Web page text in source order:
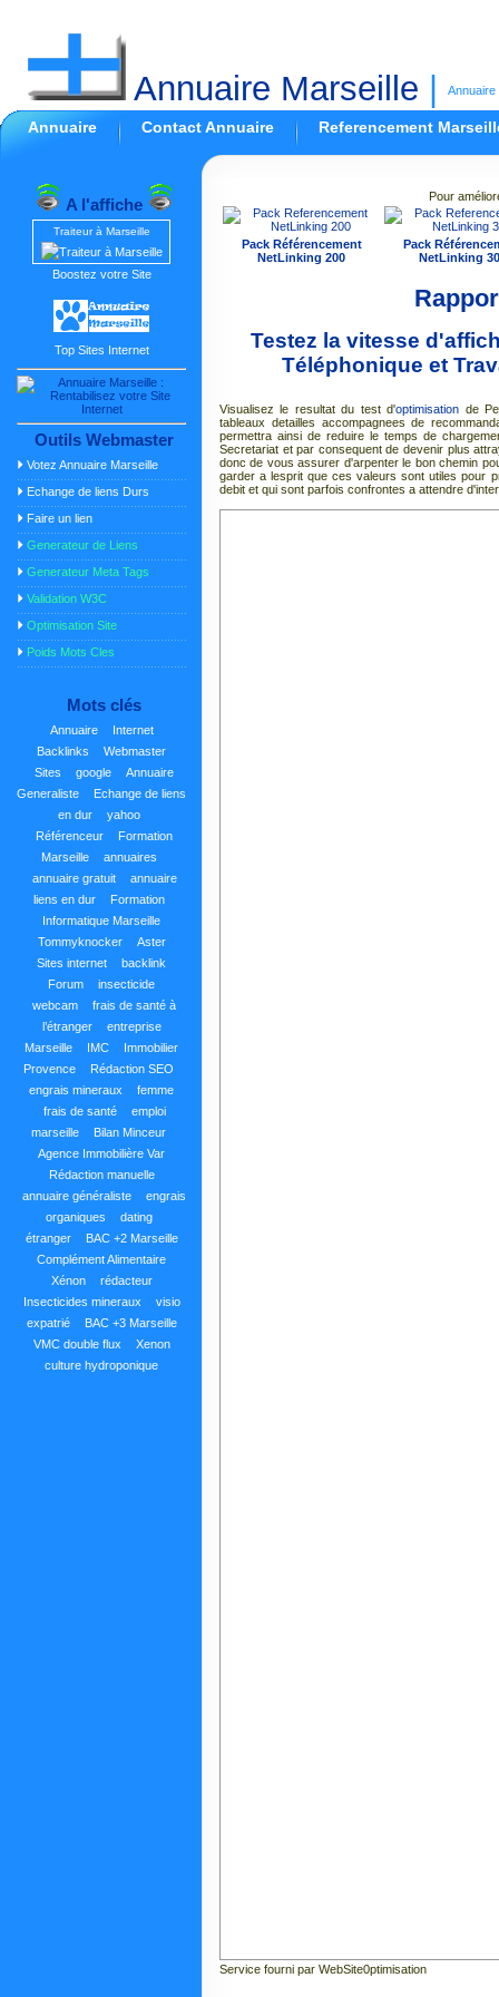
Annuaire Marseille Annuaire
Annuaire Contact Annuaire Referencement
A l'affiche
Traiteur à Marseille
Boostez votre Site
Top Sites Internet
Outils Webmaster
Votez Annuaire Marseille
Echange de liens Durs
Faire un lien
Generateur de Liens
Generateur Meta Tags
Validation W3C
Optimisation Site
Poids Mots Cles
Mots clés
Annuaire
Internet
Backlinks
Webmaster
Sites
google
Annuaire
Generaliste
Echange de liens
en dur
yahoo
Référenceur
Formation
Marseille
annuaires
annuaire gratuit
annuaire
liens en dur
Formation
Informatique Marseille
Tommyknocker
Aster
Sites internet
backlink
Forum
insecticide
webcam
frais de santé à
l’étranger
entreprise
Marseille
IMC
Immobilier
Provence
Rédaction SEO
engrais mineraux
femme
frais de santé
emploi
marseille
Bilan Minceur
Agence Immobilière Var
Rédaction manuelle
annuaire généraliste
engrais
organiques
dating
étranger
BAC +2 Marseille
Complément Alimentaire
Xénon
rédacteur
Insecticides mineraux
visio
expatrié
BAC +3 Marseille
VMC double flux
Xenon
culture hydroponique
Pour
Pack Référencement
NetLinking 200
Pack
NetLinking
Testez la vitesse
Téléphonique et
Visualisez le resultat du test d'optimisation de
tableaux detailles accompagnees de
permettra ainsi de reduire le temps de
Secretariat et par consequent de devenir plus
donc de vous assurer d'arpenter le bon chemin
garder a lesprit que ces valeurs sont utiles pour
debit et qui sont parfois confrontes a attendre
Service fourni par WebSite0ptimisation